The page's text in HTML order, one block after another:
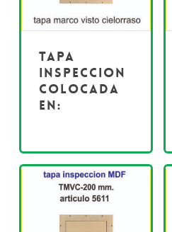
Tapa
inspeccion
colocada
en: